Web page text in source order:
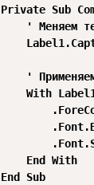
Private Sub
' Меняем
'
    With Label1
    End With
End Sub